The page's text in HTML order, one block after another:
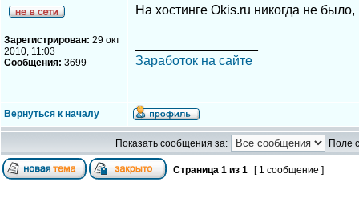
Зарегистрирован: 29 окт
2010, 11:03
Сообщения: 3699
На хостинге Okis.ru никогда не
Заработок на сайте
Вернуться к началу
Показать сообщения за: Поле
Страница 1 из 1 [ 1 сообщение ]